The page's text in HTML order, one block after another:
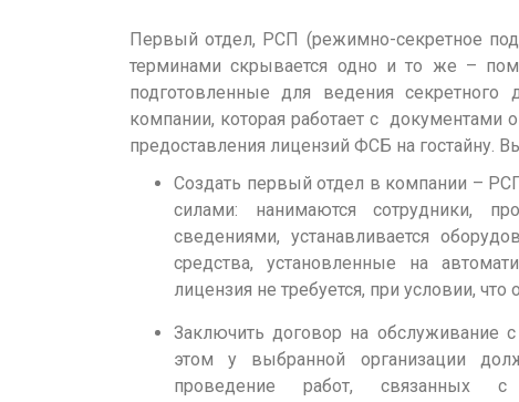
Первый отдел, РСП (режимно-секретное
терминами скрывается одно и то же –
подготовленные для ведения
компании, которая работает с документами
предоставления лицензий ФСБ на гостайну.
Создать первый отдел в компании –
силами: нанимаются сотрудники,
сведениями, устанавливается
средства, установленные на
лицензия не требуется, при условии,
Заключить договор на
этом у выбранной организации
проведение работ, связанных с